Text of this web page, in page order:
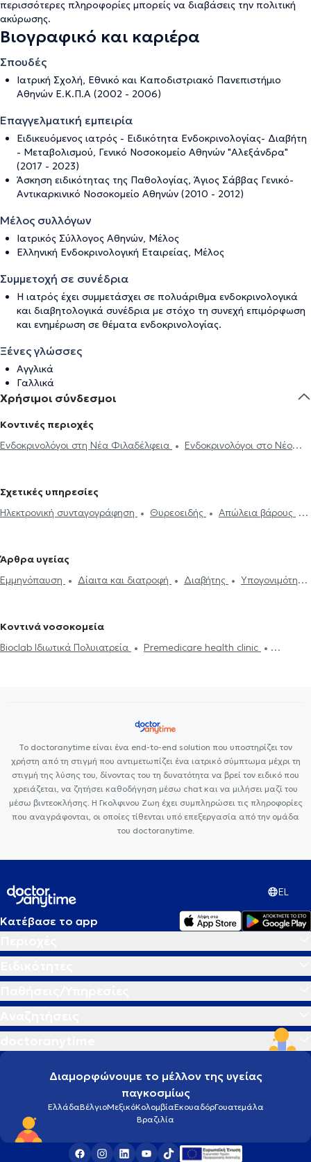
περισσότερες πληροφορίες μπορείς να διαβάσεις την πολιτική
ακύρωσης.
Βιογραφικό και καριέρα
Σπουδές
Ιατρική Σχολή, Εθνικό και Καποδιστριακό Πανεπιστήμιο
Αθηνών Ε.Κ.Π.Α (2002 - 2006)
Επαγγελματική εμπειρία
Ειδικευόμενος ιατρός - Ειδικότητα Ενδοκρινολογίας- Διαβήτη
- Μεταβολισμού, Γενικό Νοσοκομείο Αθηνών "Αλεξάνδρα"
(2017 - 2023)
Άσκηση ειδικότητας της Παθολογίας, Άγιος Σάββας Γενικό-
Αντικαρκινικό Νοσοκομείο Αθηνών (2010 - 2012)
Μέλος συλλόγων
Ιατρικός Σύλλογος Αθηνών, Μέλος
Ελληνική Ενδοκρινολογική Εταιρείας, Μέλος
Συμμετοχή σε συνέδρια
Η ιατρός έχει συμμετάσχει σε πολυάριθμα ενδοκρινολογικά
και διαβητολογικά συνέδρια με στόχο τη συνεχή επιμόρφωση
και ενημέρωση σε θέματα ενδοκρινολογίας.
Ξένες γλώσσες
Αγγλικά
Γαλλικά
Χρήσιμοι σύνδεσμοι
Κοντινές περιοχές
Ενδοκρινολόγοι στη Νέα Φιλαδέλφεια
Ενδοκρινολόγοι στο Νέο
Ενδοκρινολόγοι στο Μαρούσι
Ενδοκρινολόγοι στην Κυψέλη
Ενδοκρινολόγοι στο Νέο Ψυχικό
Κηφισιά
Ενδοκρινολόγοι στην Πλατεία Μαβίλη
Ενδοκρινολόγοι
Ενδοκρινολόγοι στου Γουδή
Σχετικές υπηρεσίες
Ηλεκτρονική συνταγογράφηση
Θυρεοειδής
Απώλεια βάρους
Ακρομεγαλία
Διαταραχές περιόδου
Δίαιτα και διατροφή
Παχυσαρκία
Μεταβολικό σύνδρομο
Άρθρα υγείας
Εμμηνόπαυση
Δίαιτα και διατροφή Διαβήτης
Υπογονιμότητα
Κοντινά νοσοκομεία
Bioclab Ιδιωτικά Πολυιατρεία
Premedicare health clinic
Το doctoranytime είναι ένα end-to-end solution που υποστηρίζει τον
χρήστη από τη στιγμή που αντιμετωπίζει ένα ιατρικό σύμπτωμα μέχρι τη
στιγμή της λύσης του, δίνοντας του τη δυνατότητα να βρεί τον ειδικό που
χρειάζεται, να ζητήσει καθοδήγηση μέσω chat και να μιλήσει μαζί του
μέσω βιντεοκλήσης. Η Γκολφινου Ζωη έχει συμπληρώσει τις πληροφορίες
που αναγράφονται, οι οποίες τίθενται υπό επεξεργασία από την ομάδα
του doctoranytime.
EL
Κατέβασε το app
Διαμορφώνουμε το μέλλον της υγείας
παγκοσμίως
ΕλλάδαΒέλγιοΜεξικόΚολομβίαΕκουαδόρΓουατεμάλα
Βραζιλία